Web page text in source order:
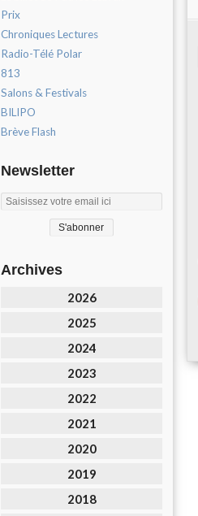
Prix
Chroniques Lectures
Radio-Télé Polar
813
Salons & Festivals
BILIPO
Brève Flash
Newsletter
Archives
2026
2025
2024
2023
2022
2021
2020
2019
2018